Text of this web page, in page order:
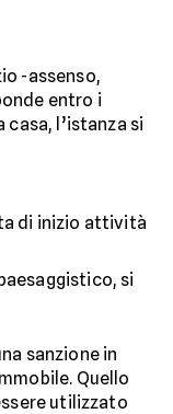
-assenso,
entro i
l’istanza si
di inizio attività
si
sanzione in
Quello
utilizzato